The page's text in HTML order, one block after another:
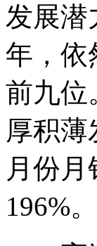
发展潜
年，依
前九位
厚积薄
月份
196%。